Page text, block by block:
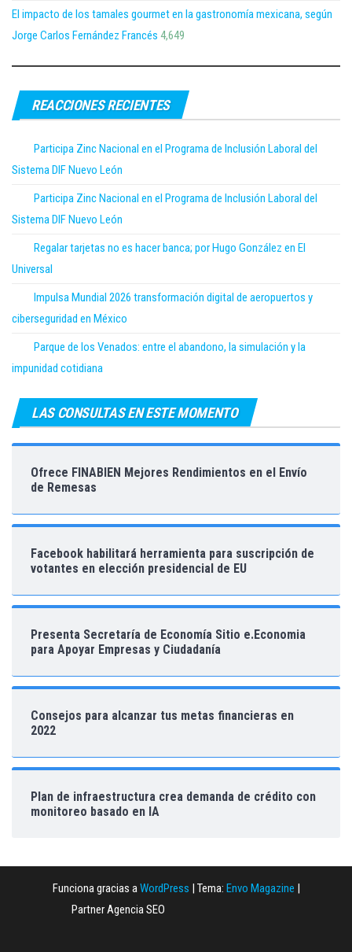
El impacto de los tamales gourmet en la gastronomía mexicana, según
Jorge Carlos Fernández Francés 4,649
REACCIONES RECIENTES
Participa Zinc Nacional en el Programa de Inclusión Laboral del
Sistema DIF Nuevo León
Participa Zinc Nacional en el Programa de Inclusión Laboral del
Sistema DIF Nuevo León
Regalar tarjetas no es hacer banca; por Hugo González en El
Universal
Impulsa Mundial 2026 transformación digital de aeropuertos y
ciberseguridad en México
Parque de los Venados: entre el abandono, la simulación y la
impunidad cotidiana
LAS CONSULTAS EN ESTE MOMENTO
Ofrece FINABIEN Mejores Rendimientos en el Envío
de Remesas
Facebook habilitará herramienta para suscripción de
votantes en elección presidencial de EU
Presenta Secretaría de Economía Sitio e.Economia
para Apoyar Empresas y Ciudadanía
Consejos para alcanzar tus metas financieras en
2022
Plan de infraestructura crea demanda de crédito con
monitoreo basado en IA
Funciona gracias aWordPress Tema: Envo Magazine
Partner Agencia SEO